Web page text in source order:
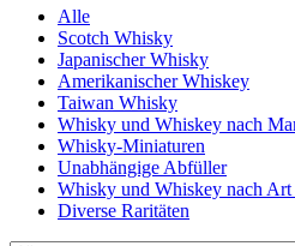
Alle
Scotch Whisky
Japanischer Whisky
Amerikanischer Whiskey
Taiwan Whisky
Whisky und Whiskey nach
Whisky-Miniaturen
Unabhängige Abfüller
Whisky und Whiskey nach Art
Diverse Raritäten